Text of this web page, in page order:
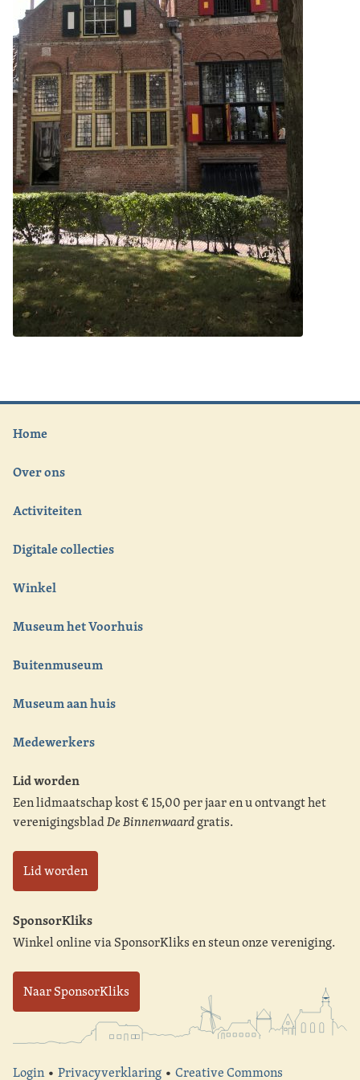
Home
Over ons
Activiteiten
Digitale collecties
Winkel
Museum het Voorhuis
Buitenmuseum
Museum aan huis
Medewerkers
Lid worden
Een lidmaatschap kost € 15,00 per jaar en u ontvangt het
verenigingsbladDe Binnenwaardgratis.
Lid worden
SponsorKliks
Winkel online via SponsorKliks en steun onze vereniging.
Naar SponsorKliks
Login• Privacyverklaring • Creative Commons